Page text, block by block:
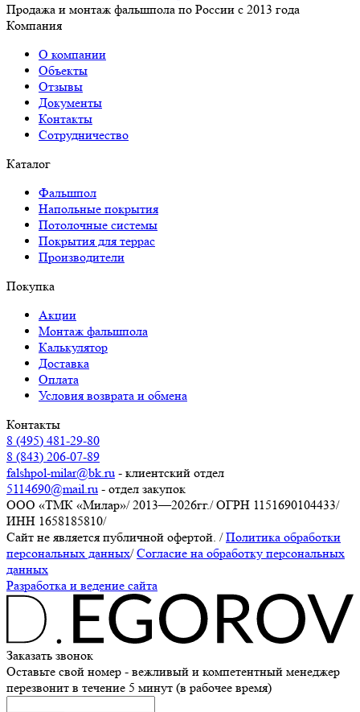
Продажа и монтаж фальшпола по России с 2013 года
Компания
О компании
Объекты
Отзывы
Документы
Контакты
Сотрудничество
Каталог
Фальшпол
Напольные покрытия
Потолочные системы
Покрытия для террас
Производители
Покупка
Акции
Монтаж фальшпола
Калькулятор
Доставка
Оплата
Условия возврата и обмена
Контакты
8 (495) 481-29-80
8 (843) 206-07-89
falshpol-milar@bk.ru - клиентский отдел
5114690@mail.ru - отдел закупок
ООО «ТМК «Милар»/ 2013—2026гг./ОГРН 1151690104433/
ИНН 1658185810/
Сайт не является публичной офертой. / Политика обработки
персональных данных/ Согласие на обработку персональных
данных
Разработка и ведение сайта
Заказать звонок
Оставьте свой номер - вежливый и компетентный менеджер
перезвонит в течение 5 минут (в рабочее время)